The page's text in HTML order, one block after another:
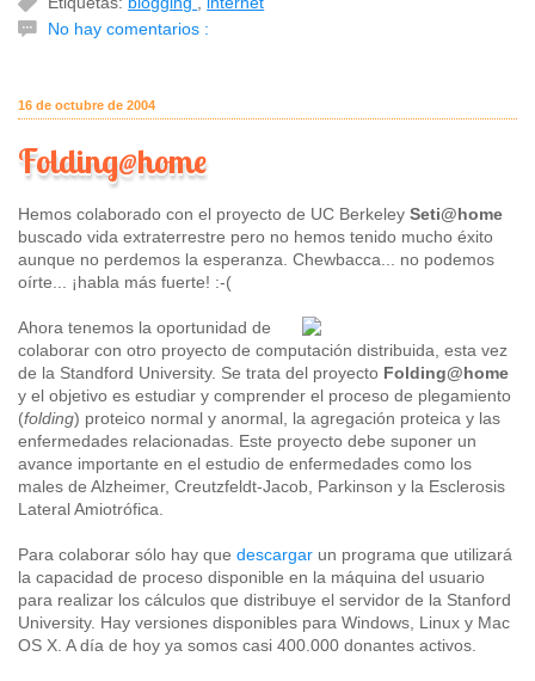
No hay comentarios :
16 de octubre de 2004
Folding@home
Hemos colaborado con el proyecto de UC Berkeley Seti@home
buscado vida extraterrestre pero no hemos tenido mucho éxito
aunque no perdemos la esperanza. Chewbacca... no podemos
oírte... ¡habla más fuerte! :-(
Ahora tenemos la oportunidad de
colaborar con otro proyecto de computación distribuida, esta vez
de la Standford University. Se trata del proyecto Folding@home
y el objetivo es estudiar y comprender el proceso de plegamiento
(folding) proteico normal y anormal, la agregación proteica y las
enfermedades relacionadas. Este proyecto debe suponer un
avance importante en el estudio de enfermedades como los
males de Alzheimer, Creutzfeldt-Jacob, Parkinson y la Esclerosis
Lateral Amiotrófica.
Para colaborar sólo hay que descargar un programa que utilizará
la capacidad de proceso disponible en la máquina del usuario
para realizar los cálculos que distribuye el servidor de la Stanford
University. Hay versiones disponibles para Windows, Linux y Mac
OS X. A día de hoy ya somos casi 400.000 donantes activos.